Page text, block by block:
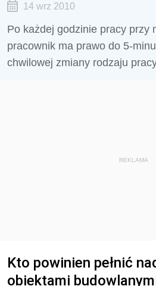
14 wrz 2010
Po każdej godzinie pracy przy
pracownik ma prawo do 5-
chwilowej zmiany rodzaju
REKLAMA
Kto powinien pełnić
obiektami